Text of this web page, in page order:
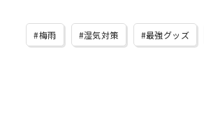
梅雨 湿気対策 最強グッズ